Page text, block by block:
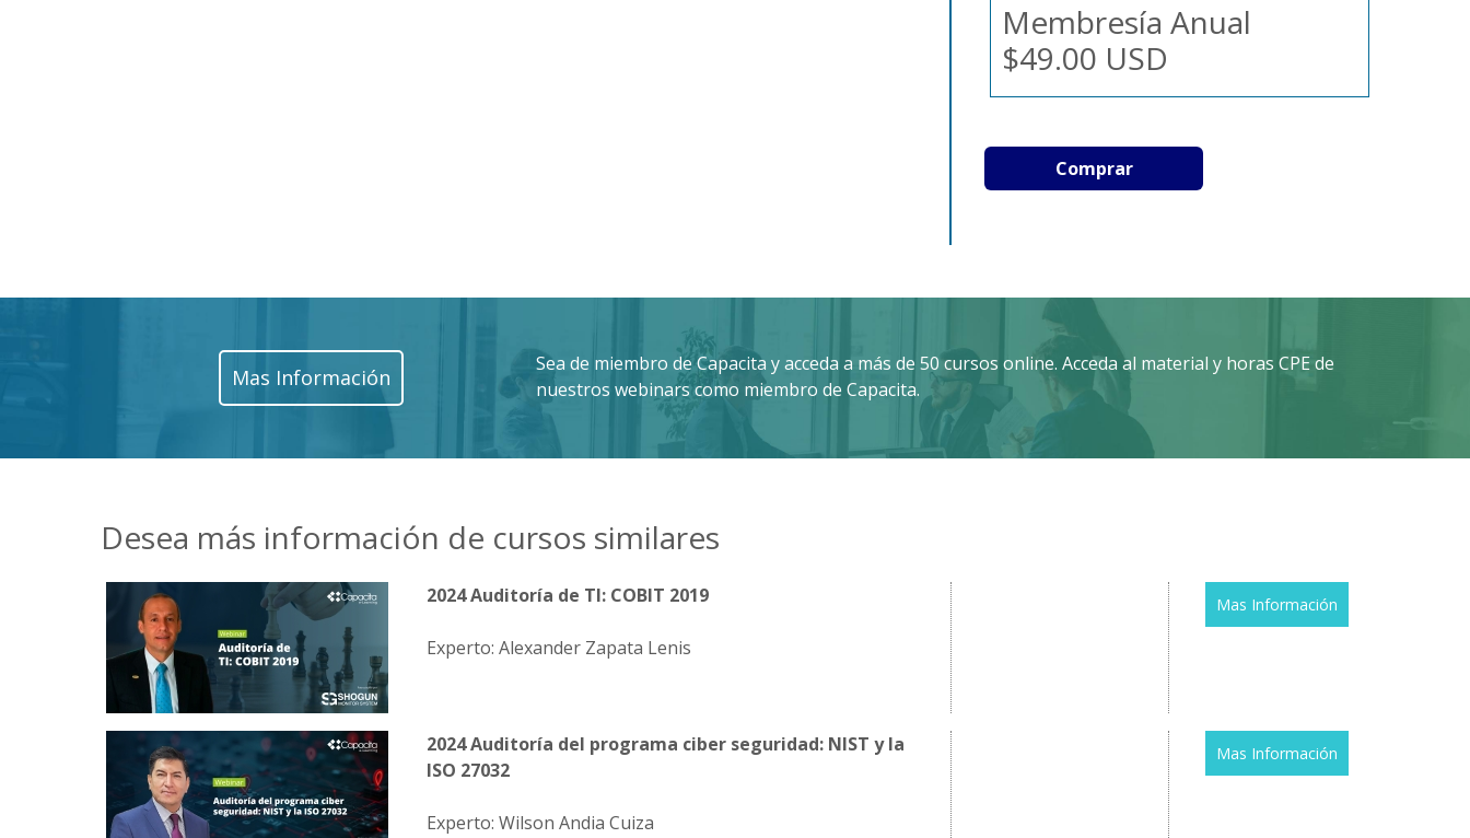
Membresía Anual
$49.00 USD
Comprar
Mas Información
Sea de miembro de Capacita y acceda a más de 50 cursos online. Acceda al material y horas CPE de
nuestros webinars como miembro de Capacita.
Desea más información de cursos similares
2024 Auditoría de TI: COBIT 2019
Experto: Alexander Zapata Lenis
Mas Información
2024 Auditoría del programa ciber seguridad: NIST y la
ISO 27032
Experto: Wilson Andia Cuiza
Mas Información